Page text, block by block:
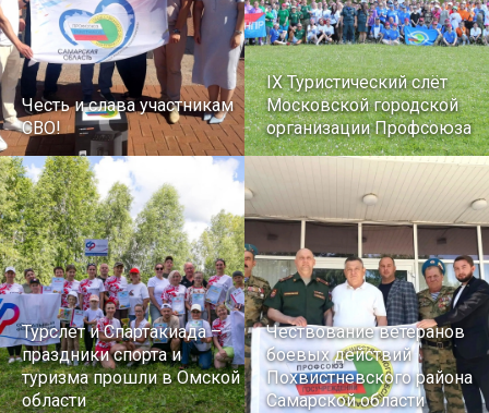
Честь и слава участникам
СВО!
IX Туристический слёт
Московской городской
организации Профсоюза
Турслет и Спартакиада –
праздники спорта и
туризма прошли в Омской
области
Чествование ветеранов
боевых действий
Похвистневского района
Самарской области